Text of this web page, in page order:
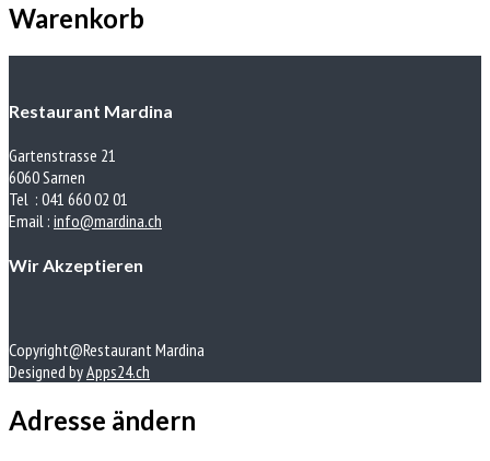
Warenkorb
Restaurant Mardina
Gartenstrasse 21
6060 Sarnen
Tel : 041 660 02 01
Email : info@mardina.ch
Wir Akzeptieren
Copyright@Restaurant Mardina
Designed byApps24.ch
Adresse ändern